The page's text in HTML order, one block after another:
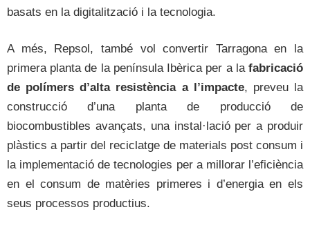
basats en la digitalització i la tecnologia.
A més, Repsol, també vol convertir Tarragona en la
primera planta de la península Ibèrica per a la fabricació
de polímers d’alta resistència a l’impacte, preveu la
construcció d’una planta de producció de
biocombustibles avançats, una instal·lació per a produir
plàstics a partir del reciclatge de materials post consum i
la implementació de tecnologies per a millorar l’eficiència
en el consum de matèries primeres i d’energia en els
seus processos productius.